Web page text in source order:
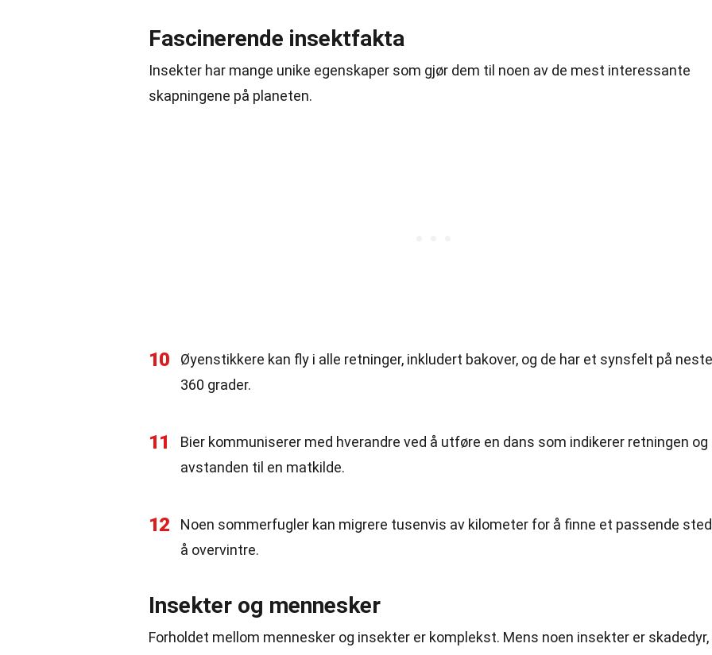
Fascinerende insektfakta
Insekter har mange unike egenskaper som gjør dem til noen av de mest interessante
skapningene på planeten.
10
Øyenstikkere kan fly i alle retninger, inkludert bakover, og de har et synsfelt på
360 grader.
11
Bier kommuniserer med hverandre ved å utføre en dans som indikerer retningen og
avstanden til en matkilde.
12
Noen sommerfugler kan migrere tusenvis av kilometer for å finne et passende sted
å overvintre.
Insekter og mennesker
Forholdet mellom mennesker og insekter er komplekst. Mens noen insekter er skadedyr,